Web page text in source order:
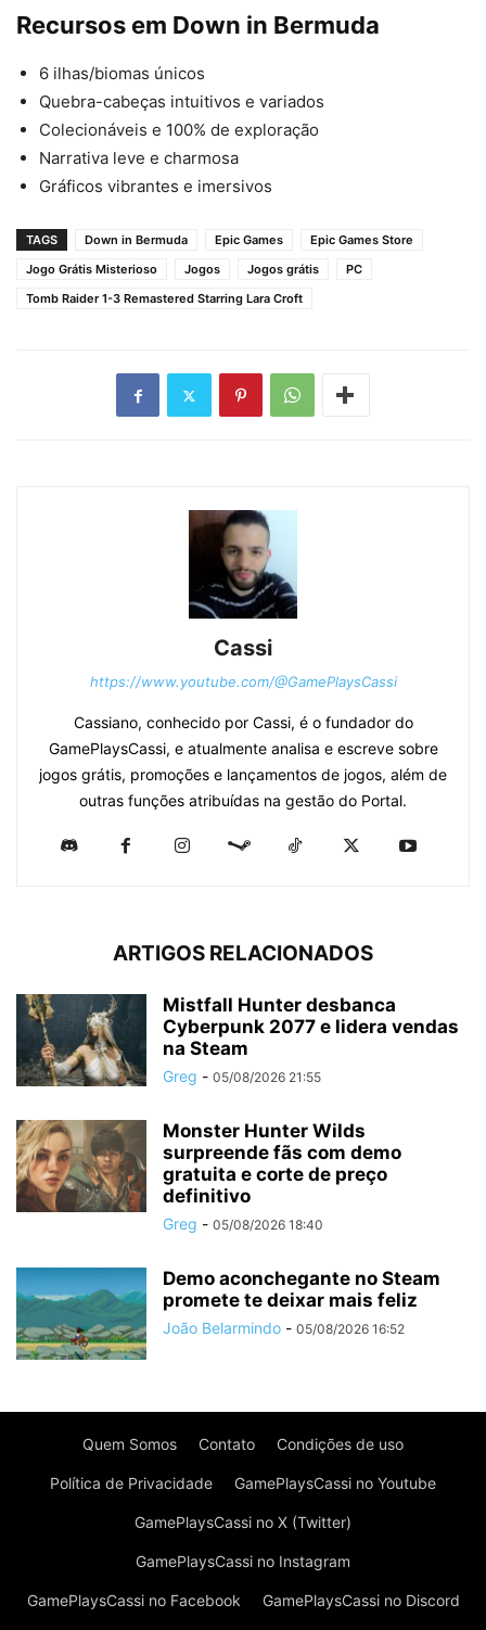
Recursos em Down in Bermuda
6 ilhas/biomas únicos
Quebra-cabeças intuitivos e variados
Colecionáveis e 100% de exploração
Narrativa leve e charmosa
Gráficos vibrantes e imersivos
TAGS Down in Bermuda Epic Games
Epic Games Store
Jogo Grátis Misterioso
Jogos Jogos grátis
PC
Tomb Raider 1-3 Remastered Starring Lara Croft
Cassi
https://www.youtube.com/@GamePlaysCassi
Cassiano, conhecido por Cassi, é o fundador do
GamePlaysCassi, e atualmente analisa e escreve sobre
jogos grátis, promoções e lançamentos de jogos, além de
outras funções atribuídas na gestão do Portal.
ARTIGOS RELACIONADOS
Mistfall Hunter desbanca
Cyberpunk 2077 e lidera vendas
na Steam
Greg - 05/08/2026 21:55
Monster Hunter Wilds
surpreende fãs com demo
gratuita e corte de preço
definitivo
Greg - 05/08/2026 18:40
Demo aconchegante no Steam
promete te deixar mais feliz
João Belarmindo - 05/08/2026 16:52
Quem Somos Contato Condições de uso
Política de Privacidade GamePlaysCassi no Youtube
GamePlaysCassi no X (Twitter)
GamePlaysCassi no Instagram
GamePlaysCassi no Facebook GamePlaysCassi no Discord